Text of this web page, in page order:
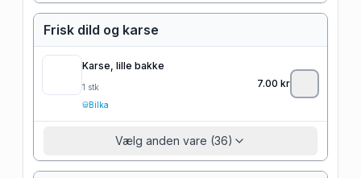
Frisk dild og karse
Karse, lille bakke
1 stk
Bilka
7.00 kr
Vælg anden vare (36)